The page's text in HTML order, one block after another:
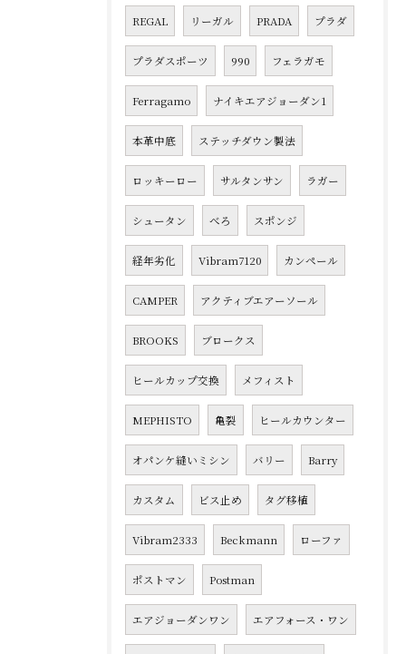
REGAL リーガル PRADA プラダ
プラダスポーツ 990 フェラガモ
Ferragamo ナイキエアジョーダン1
本革中底 ステッチダウン製法
ロッキーロー サルタンサン ラガー
シュータン べろ スポンジ
経年劣化 Vibram7120 カンペール
CAMPER アクティブエアーソール
BROOKS ブロークス
ヒールカップ交換 メフィスト
MEPHISTO 亀裂 ヒールカウンター
オパンケ縫いミシン バリー Barry
カスタム ビス止め タグ移植
Vibram2333 Beckmann ローファ
ポストマン Postman
エアジョーダンワン エアフォース・ワン